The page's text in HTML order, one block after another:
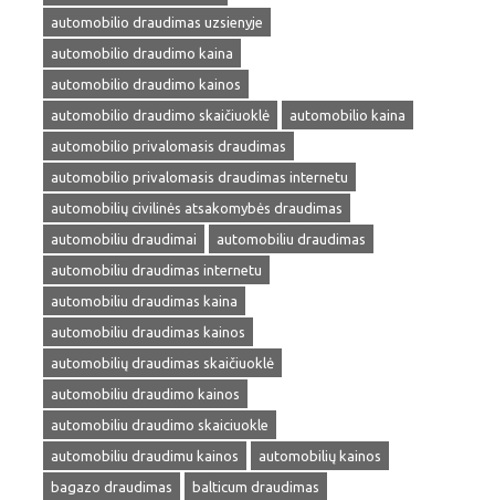
automobilio draudimas uzsienyje
automobilio draudimo kaina
automobilio draudimo kainos
automobilio draudimo skaičiuoklė
automobilio kaina
automobilio privalomasis draudimas
automobilio privalomasis draudimas internetu
automobilių civilinės atsakomybės draudimas
automobiliu draudimai
automobiliu draudimas
automobiliu draudimas internetu
automobiliu draudimas kaina
automobiliu draudimas kainos
automobilių draudimas skaičiuoklė
automobiliu draudimo kainos
automobiliu draudimo skaiciuokle
automobiliu draudimu kainos
automobilių kainos
bagazo draudimas
balticum draudimas